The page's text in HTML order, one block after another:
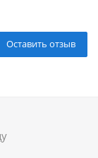
Оставить отзыв